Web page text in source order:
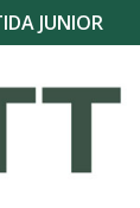
JUNIOR